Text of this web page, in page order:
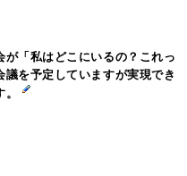
「私はどこにいるの？これっ
を予定していますが実現でき
。